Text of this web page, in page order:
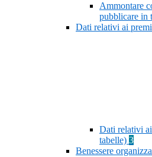
Ammontare
pubblicare in
Dati relativi ai premi
Dati relativi
tabelle) 3
Benessere